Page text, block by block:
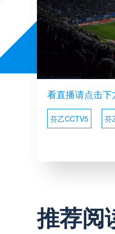
看直播请点击下
芬乙CCTV5 芬
推荐阅